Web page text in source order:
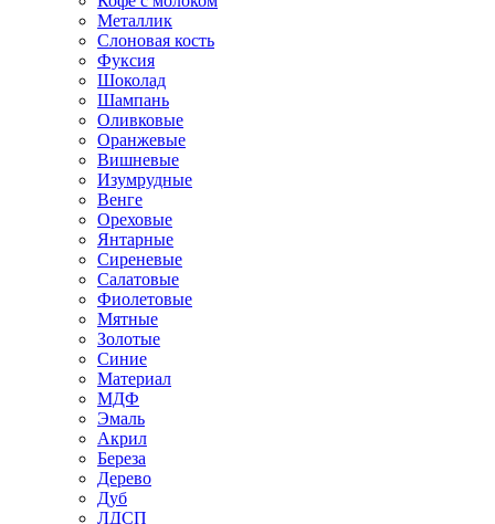
Металлик
Слоновая кость
Фуксия
Шоколад
Шампань
Оливковые
Оранжевые
Вишневые
Изумрудные
Венге
Ореховые
Янтарные
Сиреневые
Салатовые
Фиолетовые
Мятные
Золотые
Синие
Материал
МДФ
Эмаль
Акрил
Береза
Дерево
Дуб
ЛДСП